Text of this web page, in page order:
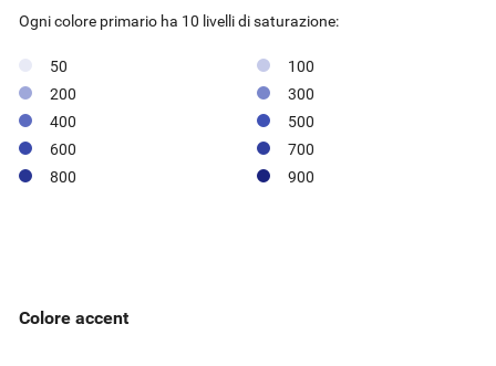
Ogni colore primario ha 10 livelli di saturazione:
50
100
200
300
400
500
600
700
800
900
Colore accent